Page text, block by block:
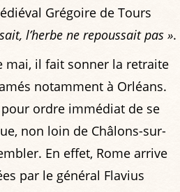
Grégoire de Tours
l’herbe ne repoussait pas ».
mai, il fait sonner la retraite
notamment à Orléans.
ordre immédiat de se
non loin de Châlons-sur-
En effet, Rome arrive
par le général Flavius